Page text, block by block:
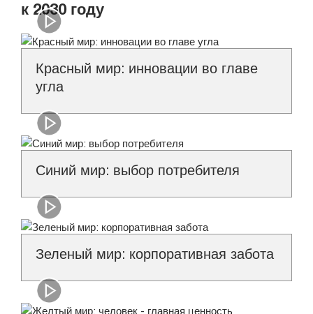
к 2030 году
Красный мир: инновации во главе
угла
Синий мир: выбор потребителя
Зеленый мир: корпоративная забота